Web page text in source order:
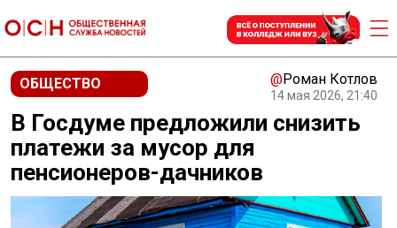
ОБЩЕСТВО @Роман Котлов
14 мая 2026, 21:40
В Госдуме предложили снизить
платежи за мусор для
пенсионеров-дачников